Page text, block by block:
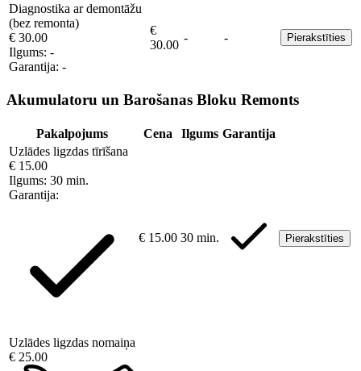
Diagnostika ar demontāžu
(bez remonta)
€ 30.00
Ilgums: -
Garantija: -
€
30.00
- - Pierakstīties
Akumulatoru un Barošanas Bloku Remonts
Pakalpojums Cena Ilgums Garantija
Uzlādes ligzdas tīrīšana
€ 15.00
Ilgums: 30 min.
Garantija:
€ 15.00 30 min. Pierakstīties
Uzlādes ligzdas nomaiņa
€ 25.00